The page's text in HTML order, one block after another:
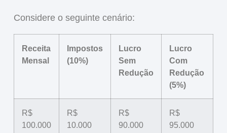
Considere o seguinte cenário:
Receita
Mensal
Impostos
(10%)
Lucro
Sem
Redução
Lucro
Com
Redução
(5%)
R$
100.000
R$
10.000
R$
90.000
R$
95.000